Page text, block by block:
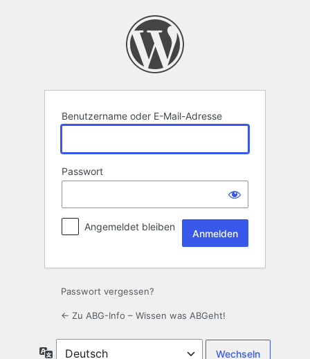
Benutzername oder E-Mail-Adresse
Passwort
Angemeldet bleiben
Passwort vergessen?
← Zu ABG-Info – Wissen was ABGeht!
Sprache